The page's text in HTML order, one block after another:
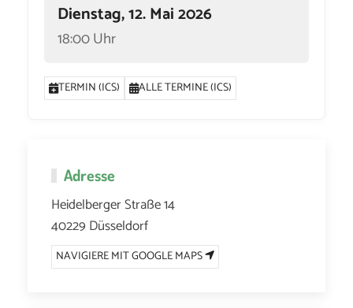
Dienstag, 12. Mai 2026
18:00 Uhr
TERMIN (ICS) ALLE TERMINE (ICS)
Adresse
Heidelberger Straße 14
40229 Düsseldorf
NAVIGIERE MIT GOOGLE MAPS